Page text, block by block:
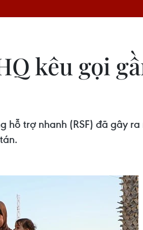
kêu gọi
trợ nhanh (RSF) đã gây